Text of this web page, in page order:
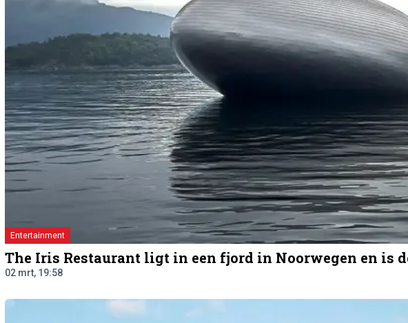
Entertainment
The Iris Restaurant ligt in een fjord in Noorwegen en is
02 mrt, 19:58